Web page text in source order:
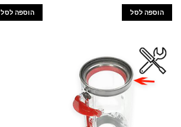
הוספה לסל הוספה לסל